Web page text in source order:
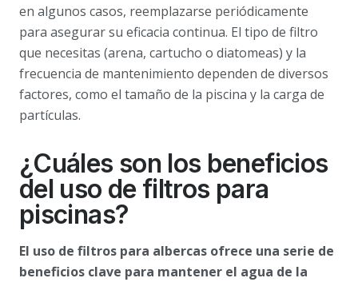
en algunos casos, reemplazarse periódicamente
para asegurar su eficacia continua. El tipo de filtro
que necesitas (arena, cartucho o diatomeas) y la
frecuencia de mantenimiento dependen de diversos
factores, como el tamaño de la piscina y la carga de
partículas.
¿Cuáles son los beneficios
del uso de filtros para
piscinas?
El uso de filtros para albercas ofrece una serie de
beneficios clave para mantener el agua de la